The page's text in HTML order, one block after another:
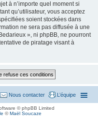
à n’importe quel moment si
qu’utilisateur, vous acceptez
soient stockées dans
ne sera pas diffusée à une
», ni phpBB, ne pourront
de piratage visant à
L’équipe
Nous contacter
© phpBB Limited
©Maël Soucaze